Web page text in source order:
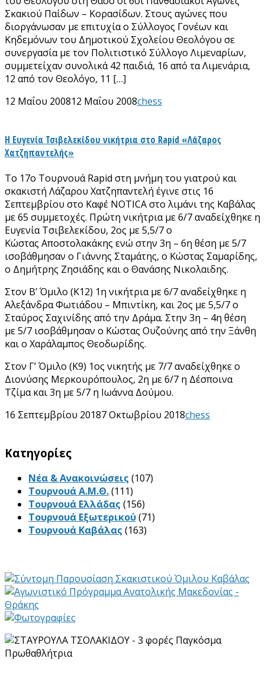
Σκακιού Παίδων – Κορασίδων. Στους αγώνες που
διοργάνωσαν με επιτυχία ο Σύλλογος Γονέων και
Κηδεμόνων του Δημοτικού Σχολείου Θεολόγου σε
συνεργασία με τον Πολιτιστικό Σύλλογο Λιμεναρίων,
συμμετείχαν συνολικά 42 παιδιά, 16 από τα Λιμενάρια,
12 από τον Θεολόγο, 11 […]
12 Μαΐου 200812 Μαΐου 2008chess
Η Ευγενία Τσιβελεκίδου νικήτρια στο Rapid «Λάζαρος
Χατζηπαντελής»
Το 17ο Τουρνουά Rapid στη μνήμη του γιατρού και
σκακιστή Λάζαρου Χατζηπαντελή έγινε στις 16
Σεπτεμβρίου στο Καφέ NOTICA στο λιμάνι της Καβάλας
με 65 συμμετοχές. Πρώτη νικήτρια με 6/7 αναδείχθηκε η
Ευγενία Τσιβελεκίδου, 2ος με 5,5/7 ο
Κώστας Αποστολακάκης ενώ στην 3η – 6η θέση με 5/7
ισοβάθμησαν ο Γιάννης Σταμάτης, ο Κώστας Σαμαρίδης,
ο Δημήτρης Ζησιάδης και ο Θανάσης Νικολαιδης.
Στον Β’ Όμιλο (Κ12) 1η νικήτρια με 6/7 αναδείχθηκε η
Αλεξάνδρα Φωτιάδου – Μπιντίκη, και 2ος με 5,5/7 ο
Σταύρος Σαχινίδης από την Δράμα. Στην 3η – 4η θέση
με 5/7 ισοβάθμησαν ο Κώστας Ουζούνης από την Ξάνθη
και ο Χαράλαμπος Θεοδωρίδης.
Στον Γ’ Όμιλο (Κ9) 1ος νικητής με 7/7 αναδείχθηκε ο
Διονύσης Μερκουρόπουλος, 2η με 6/7 η Δέσποινα
Τζίμα και 3η με 5/7 η Ιωάννα Δούμου.
16 Σεπτεμβρίου 20187 Οκτωβρίου 2018chess
Kατηγορίες
Νέα & Ανακοινώσεις (107)
Τουρνουά Α.Μ.Θ.(111)
Τουρνουά Ελλάδας (156)
Τουρνουά Εξωτερικού(71)
Τουρνουά Καβάλας (163)